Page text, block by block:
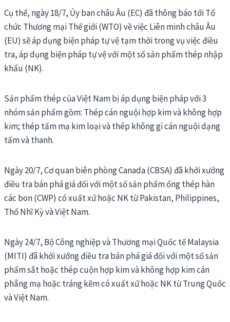
Cụ thể, ngày 18/7, Ủy ban châu Âu (EC) đã thông báo tới Tổ
chức Thương mại Thế giới (WTO) về việc Liên minh châu Âu
(EU) sẽ áp dụng biện pháp tự vệ tạm thời trong vụ việc điều
tra, áp dụng biện pháp tự vệ với một số sản phẩm thép nhập
khẩu (NK).
Sản phẩm thép của Việt Nam bị áp dụng biện pháp với 3
nhóm sản phẩm gồm: Thép cán nguội hợp kim và không hợp
kim; thép tấm mạ kim loại và thép không gỉ cán nguội dạng
tấm và thanh.
Ngày 20/7, Cơ quan biên phòng Canada (CBSA) đã khởi xướng
điều tra bán phá giá đối với một số sản phẩm ống thép hàn
các bon (CWP) có xuất xứ hoặc NK từ Pakistan, Philippines,
Thổ Nhĩ Kỳ và Việt Nam.
Ngày 24/7, Bộ Công nghiệp và Thương mại Quốc tế Malaysia
(MITI) đã khởi xướng điều tra bán phá giá đối với một số sản
phẩm sắt hoặc thép cuộn hợp kim và không hợp kim cán
phẳng mạ hoặc tráng kẽm có xuất xứ hoặc NK từ Trung Quốc
và Việt Nam.